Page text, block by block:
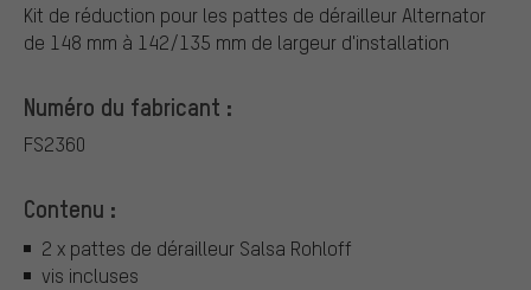
Kit de réduction pour les pattes de dérailleur Alternator
de 148 mm à 142/135 mm de largeur d'installation
Numéro du fabricant :
FS2360
Contenu :
2 x pattes de dérailleur Salsa Rohloff
vis incluses